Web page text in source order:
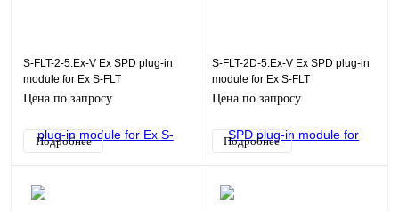
S-FLT-2-5.Ex-V Ex SPD plug-in
module for Ex S-FLT
Цена по запросу
Подробнее
S-FLT-2D-5.Ex-V Ex SPD plug-in
module for Ex S-FLT
Цена по запросу
Подробнее